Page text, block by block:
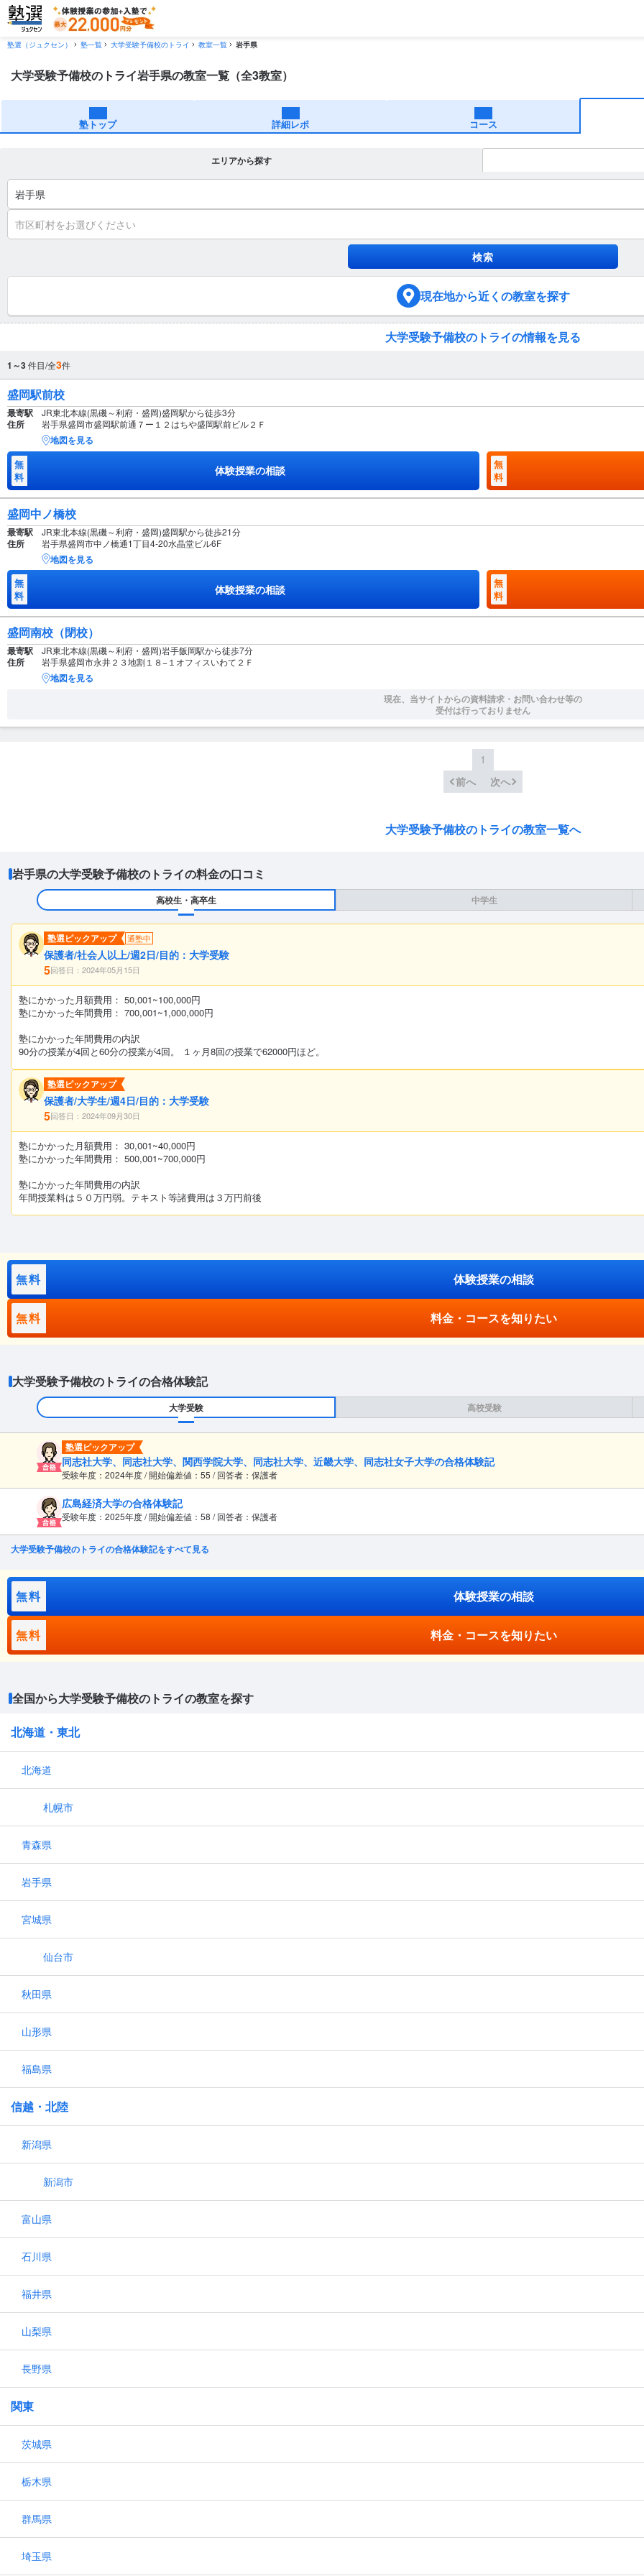
塾選（ジュクセン） 塾一覧 大学受験予備校のトライ 教室一覧 岩手県
大学受験予備校のトライ岩手県の教室一覧（全3教室）
塾トップ 詳細レポ コース
エリアから探す
岩手県
市区町村をお選びください
現在地から近くの教室を探す
大学受験予備校のトライの情報を見る
1～3件目/全3件
盛岡駅前校
最寄駅 JR東北本線(黒磯～利府・盛岡)盛岡駅から徒歩3分
住所 岩手県盛岡市盛岡駅前通７ー１２はちや盛岡駅前ビル２Ｆ
地図を見る
無
料
体験授業の相談
無
料
盛岡中ノ橋校
最寄駅 JR東北本線(黒磯～利府・盛岡)盛岡駅から徒歩21分
住所 岩手県盛岡市中ノ橋通1丁目4-20水晶堂ビル6F
地図を見る
無
料
体験授業の相談
無
料
盛岡南校（閉校）
最寄駅 JR東北本線(黒磯～利府・盛岡)岩手飯岡駅から徒歩7分
住所 岩手県盛岡市永井２３地割１８−１オフィスいわて２Ｆ
地図を見る
現在、当サイトからの資料請求・お問い合わせ等の
受付は行っておりません
1
前へ
次へ
大学受験予備校のトライの教室一覧へ
岩手県の大学受験予備校のトライの料金の口コミ
高校生・高卒生 中学生
塾選ピックアップ 通塾中
保護者/社会人以上/週2日/目的：大学受験
5回答日：2024年05月15日
塾にかかった月額費用： 50,001~100,000円
塾にかかった年間費用： 700,001~1,000,000円
塾にかかった年間費用の内訳
90分の授業が4回と60分の授業が4回。 １ヶ月8回の授業で62000円ほど。
塾選ピックアップ
保護者/大学生/週4日/目的：大学受験
5回答日：2024年09月30日
塾にかかった月額費用： 30,001~40,000円
塾にかかった年間費用： 500,001~700,000円
塾にかかった年間費用の内訳
年間授業料は５０万円弱。テキスト等諸費用は３万円前後
無料 体験授業の相談
無料 料金・コースを知りたい
大学受験予備校のトライの合格体験記
大学受験 高校受験
塾選ピックアップ
同志社大学、同志社大学、関西学院大学、同志社大学、近畿大学、同志社女子大学の合格体験記
受験年度：2024年度 / 開始偏差値：55 / 回答者：保護者
広島経済大学の合格体験記
受験年度：2025年度 / 開始偏差値：58 / 回答者：保護者
大学受験予備校のトライの合格体験記をすべて見る
無料 体験授業の相談
無料 料金・コースを知りたい
全国から大学受験予備校のトライの教室を探す
北海道・東北
北海道
札幌市
青森県
岩手県
宮城県
仙台市
秋田県
山形県
福島県
信越・北陸
新潟県
新潟市
富山県
石川県
福井県
山梨県
長野県
関東
茨城県
栃木県
群馬県
埼玉県